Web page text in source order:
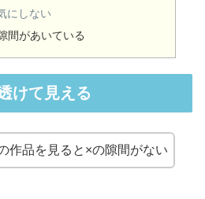
にしない
間があいている
けて見える
作品を見ると×の隙間がない